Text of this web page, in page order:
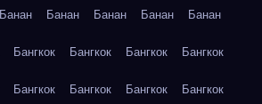
Банан Банан Банан Банан Банан
Бангкок Бангкок Бангкок Бангкок
Бангкок Бангкок Бангкок Бангкок